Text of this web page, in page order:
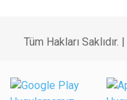
Tüm Hakları Saklıdır. |